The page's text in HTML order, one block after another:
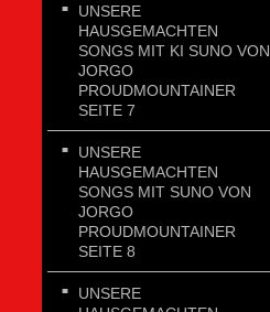
UNSERE
HAUSGEMACHTEN
SONGS MIT KI SUNO VON
JORGO
PROUDMOUNTAINER
SEITE 7
UNSERE
HAUSGEMACHTEN
SONGS MIT SUNO VON
JORGO
PROUDMOUNTAINER
SEITE 8
UNSERE